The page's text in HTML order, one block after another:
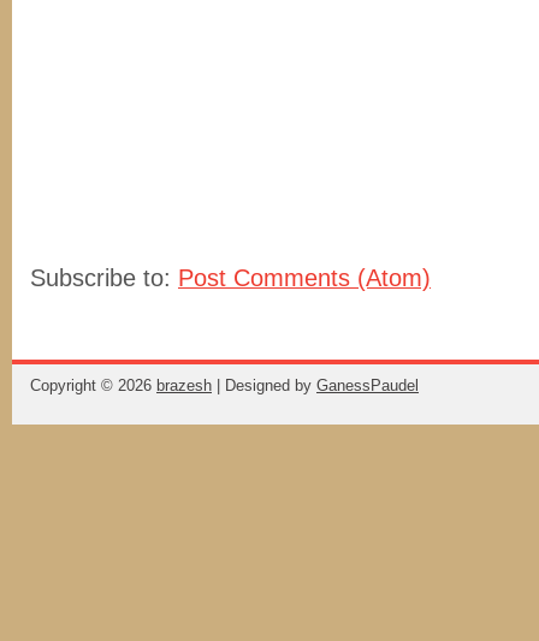
Subscribe to: Post Comments (Atom)
Copyright © 2026 brazesh | Designed by GanessPaudel